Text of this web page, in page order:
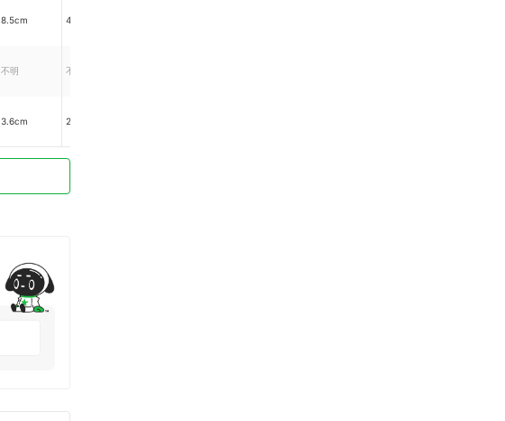
8.5cm 45.05cm2
不明 不明
3.6cm 28.44cm2